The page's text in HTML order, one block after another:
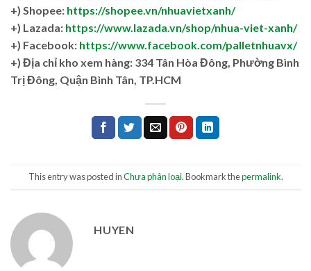
+) Shopee: https://shopee.vn/nhuavietxanh/
+) Lazada: https://www.lazada.vn/shop/nhua-viet-xanh/
+) Facebook: https://www.facebook.com/palletnhuavx/
+) Địa chỉ kho xem hàng: 334 Tân Hòa Đông, Phường Bình
Trị Đông, Quận Bình Tân, TP.HCM
This entry was posted inChưa phân loại. Bookmark thepermalink.
HUYEN